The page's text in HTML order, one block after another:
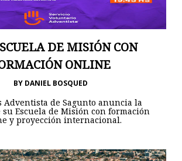
DE MISIÓN CON
ONLINE
BY DANIEL BOSQUED
Adventista de Sagunto anuncia la
Escuela de Misión con formación
y proyección internacional.